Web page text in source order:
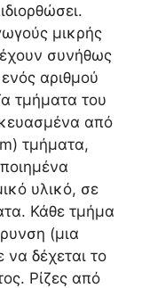
μικρής
συνήθως
αριθμού
τμήματα του
από
τμήματα,
υλικό, σε
Κάθε τμήμα
(μια
δέχεται το
Ρίζες από